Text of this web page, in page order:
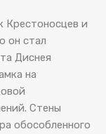
Крестоносцев и
он стал
Диснея
на
Стены
обособленного